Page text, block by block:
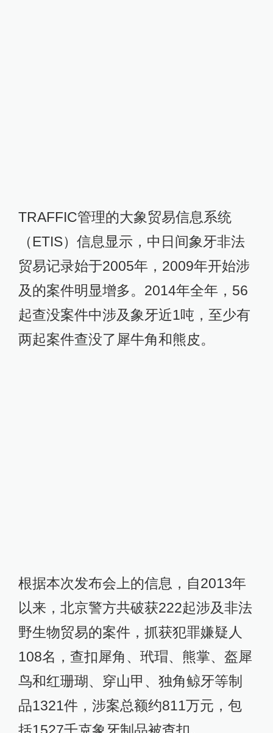
TRAFFIC管理的大象贸易信息系统
（ETIS）信息显示，中日间象牙非法
贸易记录始于2005年，2009年开始涉
及的案件明显增多。2014年全年，56
起查没案件中涉及象牙近1吨，至少有
两起案件查没了犀牛角和熊皮。
根据本次发布会上的信息，自2013年
以来，北京警方共破获222起涉及非法
野生物贸易的案件，抓获犯罪嫌疑人
108名，查扣犀角、玳瑁、熊掌、盔犀
鸟和红珊瑚、穿山甲、独角鲸牙等制
品1321件，涉案总额约811万元，包